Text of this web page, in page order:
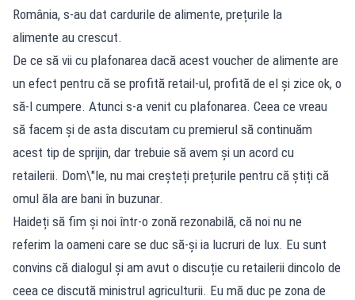
România, s-au dat cardurile de alimente, prețurile la
alimente au crescut.
De ce să vii cu plafonarea dacă acest voucher de alimente are
un efect pentru că se profită retail-ul, profită de el și zice ok, o
să-l cumpere. Atunci s-a venit cu plafonarea. Ceea ce vreau
să facem și de asta discutam cu premierul să continuăm
acest tip de sprijin, dar trebuie să avem și un acord cu
retailerii. Dom\"le, nu mai creșteți prețurile pentru că știți că
omul ăla are bani în buzunar.
Haideți să fim și noi într-o zonă rezonabilă, că noi nu ne
referim la oameni care se duc să-și ia lucruri de lux. Eu sunt
convins că dialogul și am avut o discuție cu retailerii dincolo de
ceea ce discută ministrul agriculturii. Eu mă duc pe zona de